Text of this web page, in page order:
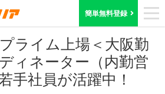
簡単無料登録
求人ID:2021083027A0022022
ライム上場＜大阪勤
ィネーター（内勤営
手社員が活躍中！